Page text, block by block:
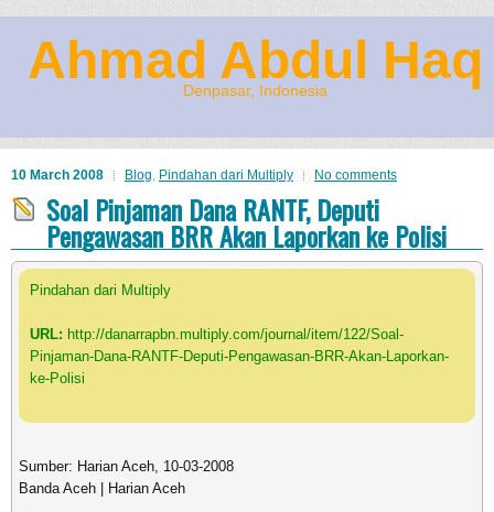
Ahmad Abdul Haq
Denpasar, Indonesia
10 March 2008 Blog, Pindahan dari Multiply No comments
Soal Pinjaman Dana RANTF, Deputi
Pengawasan BRR Akan Laporkan ke Polisi
Pindahan dari Multiply
URL: http://danarrapbn.multiply.com/journal/item/122/Soal-
Pinjaman-Dana-RANTF-Deputi-Pengawasan-BRR-Akan-Laporkan-
ke-Polisi
Sumber: Harian Aceh, 10-03-2008
Banda Aceh | Harian Aceh